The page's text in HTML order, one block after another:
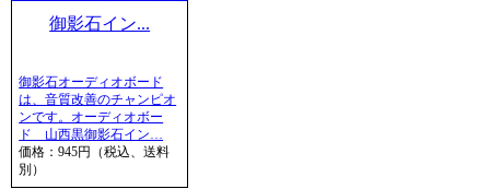
御影石オーディオボード
は、音質改善のチャンピオ
ンです。オーディオボー
ド 山西黒御影石イン…
価格：945円（税込、送料
別）